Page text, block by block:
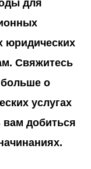
для
юридических
Свяжитесь
больше о
услугах
добиться